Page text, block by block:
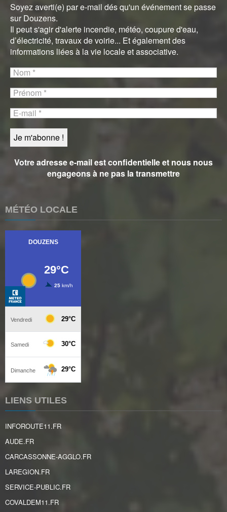
Soyez averti(e) par e-mail dés qu'un événement se passe
sur Douzens.
Il peut s'agir d'alerte incendie, météo, coupure d'eau,
d’électricité, travaux de voirie... Et également des
informations liées à la vie locale et associative.
Votre adresse e-mail est confidentielle et nous nous
engageons à ne pas la transmettre
MÉTÉO LOCALE
LIENS UTILES
INFOROUTE11.FR
AUDE.FR
CARCASSONNE-AGGLO.FR
LAREGION.FR
SERVICE-PUBLIC.FR
COVALDEM11.FR